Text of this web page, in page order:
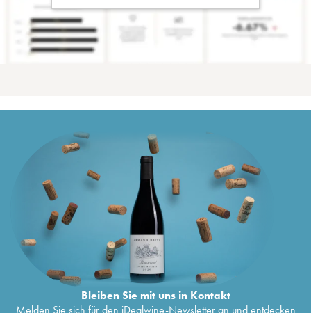
Bleiben Sie mit uns in Kontakt
Melden Sie sich für den iDealwine-Newsletter an und entdecken